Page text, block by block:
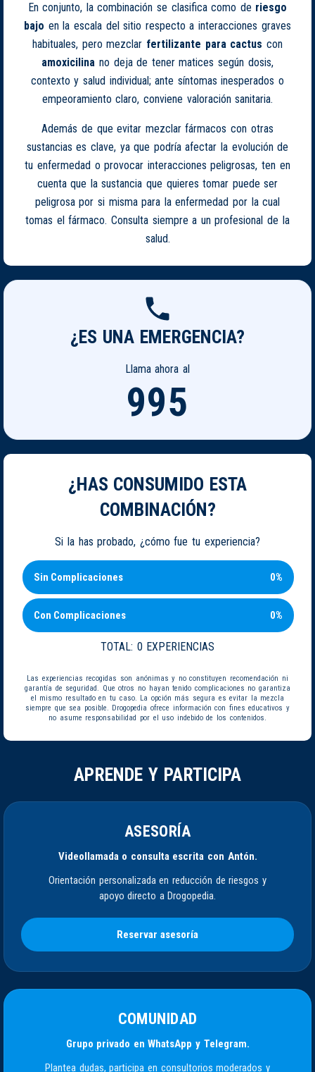
En conjunto, la combinación se clasifica como de riesgo
bajo en la escala del sitio respecto a interacciones graves
habituales, pero mezclar fertilizante para cactus con
amoxicilina no deja de tener matices según dosis,
contexto y salud individual; ante síntomas inesperados o
empeoramiento claro, conviene valoración sanitaria.
Además de que evitar mezclar fármacos con otras
sustancias es clave, ya que podría afectar la evolución de
tu enfermedad o provocar interacciones peligrosas, ten en
cuenta que la sustancia que quieres tomar puede ser
peligrosa por si misma para la enfermedad por la cual
tomas el fármaco. Consulta siempre a un profesional de la
salud.
¿ES UNA EMERGENCIA?
Llama ahora al
995
¿HAS CONSUMIDO ESTA
COMBINACIÓN?
Si la has probado, ¿cómo fue tu experiencia?
Sin Complicaciones 0%
Con Complicaciones 0%
TOTAL: 0 EXPERIENCIAS
Las experiencias recogidas son anónimas y no constituyen recomendación ni
garantía de seguridad. Que otros no hayan tenido complicaciones no garantiza
el mismo resultado en tu caso. La opción más segura es evitar la mezcla
siempre que sea posible. Drogopedia ofrece información con fines educativos y
no asume responsabilidad por el uso indebido de los contenidos.
APRENDE Y PARTICIPA
ASESORÍA
Videollamada o consulta escrita con Antón.
Orientación personalizada en reducción de riesgos y
apoyo directo a Drogopedia.
Reservar asesoría
COMUNIDAD
Grupo privado en WhatsApp y Telegram.
Plantea dudas, participa en consultorios moderados y